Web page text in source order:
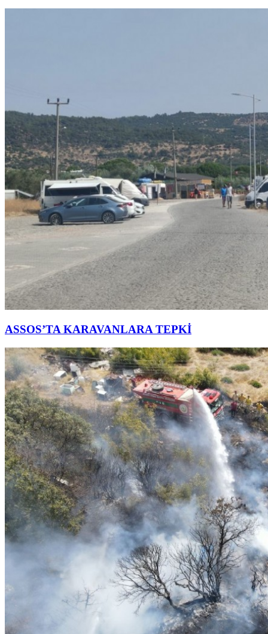
ASSOS’TA KARAVANLARA TEPKİ